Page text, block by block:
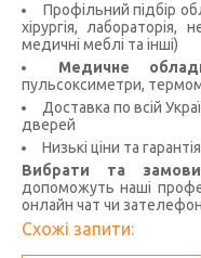
Профільний підбір
хірургія, лабораторія,
медичні меблі та інші)
Медичне
пульсоксиметри,
Доставка по всій
дверей
Низькі ціни та
Вибрати та
допоможуть наші
онлайн чат чи
Схожі запити: